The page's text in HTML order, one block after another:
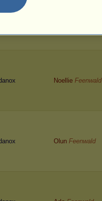
Noellie Feenwald
Olun Feenwald